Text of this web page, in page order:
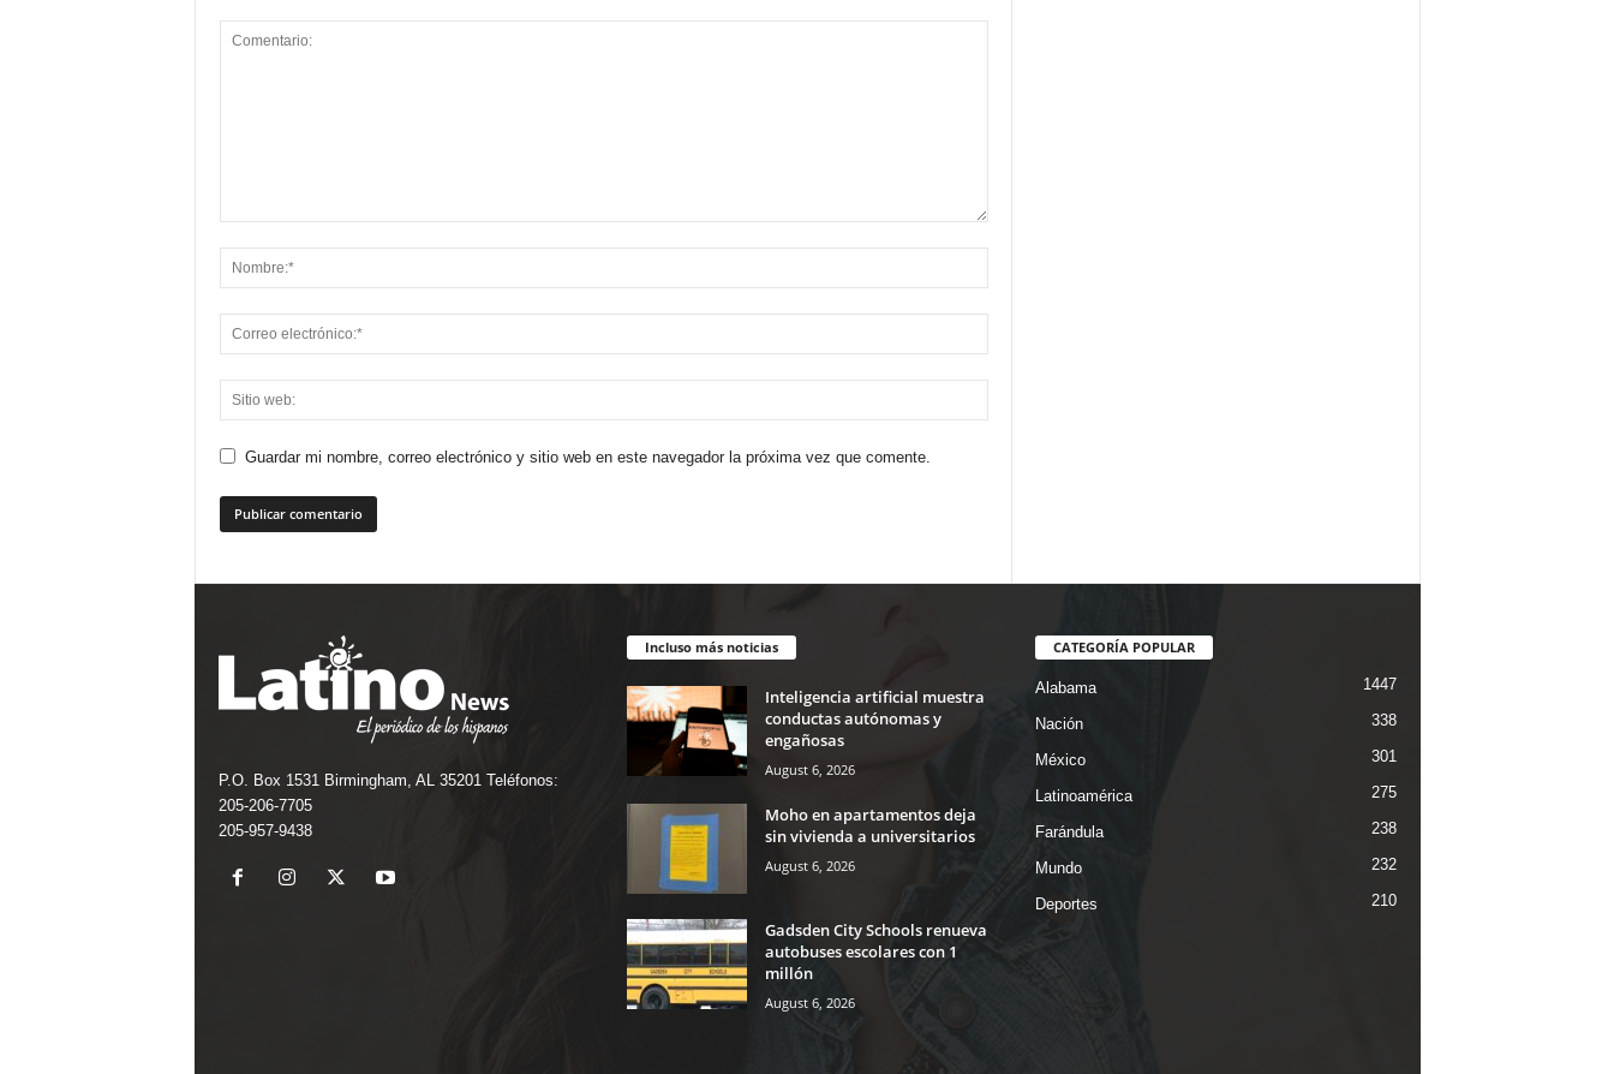
Guardar mi nombre, correo electrónico y sitio web en este navegador la próxima vez que comente.
P.O. Box 1531 Birmingham, AL 35201 Teléfonos:
205-206-7705
205-957-9438
Incluso más noticias
Inteligencia artificial muestra
conductas autónomas y
engañosas
August 6, 2026
Moho en apartamentos deja
sin vivienda a universitarios
August 6, 2026
Gadsden City Schools renueva
autobuses escolares con 1
millón
August 6, 2026
CATEGORÍA POPULAR
Alabama 1447
Nación 338
México 301
Latinoamérica 275
Farándula 238
Mundo 232
Deportes 210